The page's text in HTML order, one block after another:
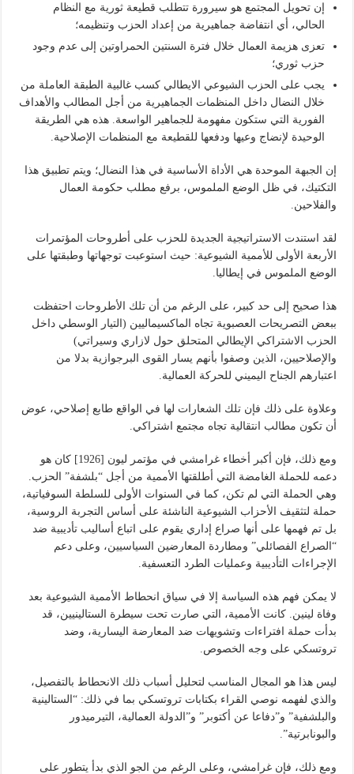
إن تحويل المجتمع هو سيرورة تتطلب قطيعة ثورية مع النظام
الحالي، أي انتفاضة جماهيرية من إعداد الحزب وتنظيمه؛
تعزى هزيمة العمال خلال فترة السنتين الحمراوتين إلى عدم وجود
حزب ثوري؛
يجب على الحزب الشيوعي الايطالي كسب غالبية الطبقة العاملة من
خلال النضال داخل المنظمات الجماهيرية من أجل المطالب والأهداف
الفورية التي ستكون مفهومة للجماهير الواسعة. هذه هي الطريقة
الوحيدة لإنضاج وعيها ودفعها للقطيعة مع المنظمات الإصلاحية.
إن الجبهة الموحدة هي الأداة الأساسية في هذا النضال؛ ويتم تطبيق هذا
التكتيك، في ظل الوضع الملموس، برفع مطلب حكومة العمال
والفلاحين.
لقد استندت الاستراتيجية الجديدة للحزب على أطروحات المؤتمرات
الأربعة الأولى للأممية الشيوعية: حيث استوعبت توجهاتها وطبقتها على
الوضع الملموس في إيطاليا.
هذا صحيح إلى حد كبير، على الرغم من أن تلك الأطروحات احتفظت
ببعض التصريحات العصبوية تجاه الماكسيماليين (التيار الوسطي داخل
الحزب الاشتراكي الإيطالي المتحلق حول لازاري وسيراتي)
والإصلاحيين، الذين وصفوا بأنهم يسار القوى البرجوازية بدلا من
اعتبارهم الجناح اليميني للحركة العمالية.
وعلاوة على ذلك فإن تلك الشعارات لها في الواقع طابع إصلاحي، عوض
أن تكون مطالب انتقالية تجاه مجتمع اشتراكي.
ومع ذلك، فإن أكبر أخطاء غرامشي في مؤتمر ليون [1926] كان هو
دعمه للحملة الغامضة التي أطلقتها الأممية من أجل “بلشفة” الحزب.
وهي الحملة التي لم تكن، كما في السنوات الأولى للسلطة السوفياتية،
حملة لتثقيف الأحزاب الشيوعية الناشئة على أساس التجربة الروسية،
بل تم فهمها على أنها صراع إداري يقوم على اتباع أساليب تأديبية ضد
“الصراع الفصائلي” ومطاردة المعارضين السياسيين، وعلى دعم
الإجراءات التأديبية وعمليات الطرد التعسفية.
لا يمكن فهم هذه السياسة إلا في سياق انحطاط الأممية الشيوعية بعد
وفاة لينين. كانت الأممية، التي صارت تحت سيطرة الستالينيين، قد
بدأت حملة افتراءات وتشويهات ضد المعارضة اليسارية، وضد
تروتسكي على وجه الخصوص.
ليس هذا هو المجال المناسب لتحليل أسباب ذلك الانحطاط بالتفصيل،
والذي لفهمه نوصي القراء بكتابات تروتسكي بما في ذلك: “الستالينية
والبلشفية” و”دفاعا عن أكتوبر” و”الدولة العمالية، التيرميدور
والبونابرتية”.
ومع ذلك، فإن غرامشي، وعلى الرغم من الجو الذي بدأ يتطور على